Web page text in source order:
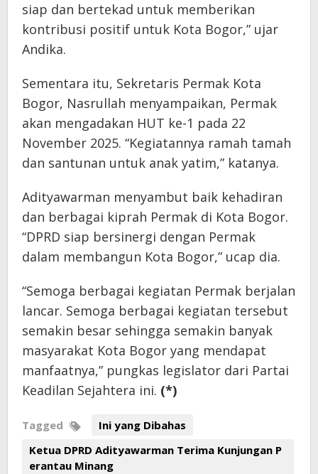
siap dan bertekad untuk memberikan
kontribusi positif untuk Kota Bogor,” ujar
Andika.
Sementara itu, Sekretaris Permak Kota
Bogor, Nasrullah menyampaikan, Permak
akan mengadakan HUT ke-1 pada 22
November 2025. “Kegiatannya ramah tamah
dan santunan untuk anak yatim,” katanya.
Adityawarman menyambut baik kehadiran
dan berbagai kiprah Permak di Kota Bogor.
“DPRD siap bersinergi dengan Permak
dalam membangun Kota Bogor,” ucap dia.
“Semoga berbagai kegiatan Permak berjalan
lancar. Semoga berbagai kegiatan tersebut
semakin besar sehingga semakin banyak
masyarakat Kota Bogor yang mendapat
manfaatnya,” pungkas legislator dari Partai
Keadilan Sejahtera ini. (*)
Tagged
Ini yang Dibahas
Ketua DPRD Adityawarman Terima Kunjungan P
erantau Minang